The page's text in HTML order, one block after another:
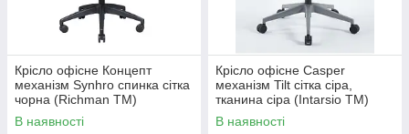
Крісло офісне Концепт
механізм Synhro спинка сітка
чорна (Richman ТМ)
В наявності
Крісло офісне Casper
механізм Tilt сітка сіра,
тканина сіра (Intarsio ТМ)
В наявності